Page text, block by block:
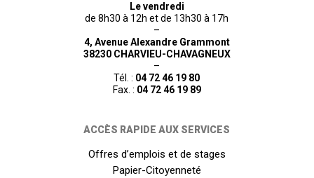
Le vendredi
de 8h30 à 12h et de 13h30 à 17h
–
4, Avenue Alexandre Grammont
38230 CHARVIEU-CHAVAGNEUX
–
Tél. : 04 72 46 19 80
Fax. : 04 72 46 19 89
ACCÈS RAPIDE AUX SERVICES
Offres d’emplois et de stages
Papier-Citoyenneté